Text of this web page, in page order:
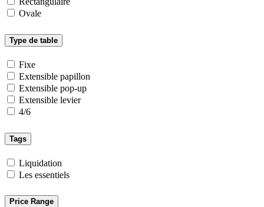
Ovale
Type de table
Fixe
Extensible papillon
Extensible pop-up
Extensible levier
4/6
Tags
Liquidation
Les essentiels
Price Range